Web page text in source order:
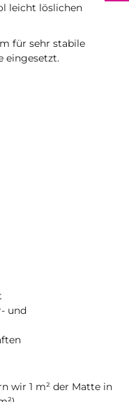
leicht löslichen
für sehr stabile
eingesetzt.
und
wir 1 m² der Matte in